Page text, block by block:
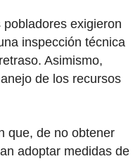
exigieron
inspección técnica
Asimismo,
de los recursos
que, de no obtener
adoptar medidas de